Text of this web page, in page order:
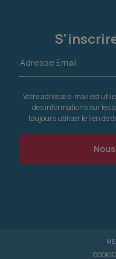
Votre adresse e-mail est
des informations sur les
toujours utiliser le lien de